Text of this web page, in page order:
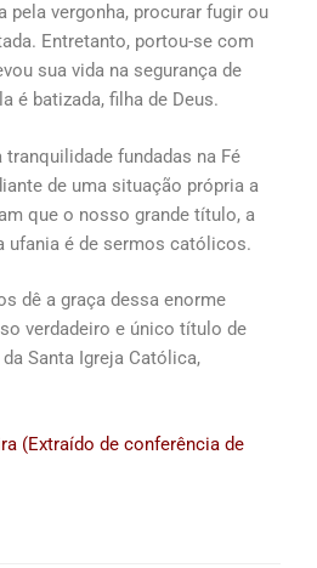
pela vergonha, procurar fugir ou
Entretanto, portou-se com
sua vida na segurança de
é batizada, filha de Deus.
tranquilidade fundadas na Fé
de uma situação própria a
que o nosso grande título, a
ufania é de sermos católicos.
dê a graça dessa enorme
verdadeiro e único título de
Santa Igreja Católica,
(Extraído de conferência de